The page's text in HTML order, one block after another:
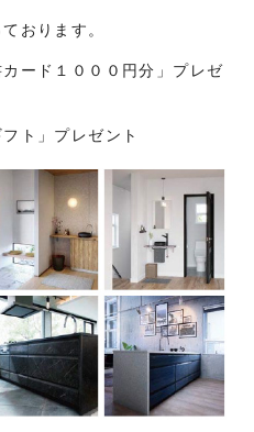
おります。
ード１０００円分」プレゼ
ト」プレゼント